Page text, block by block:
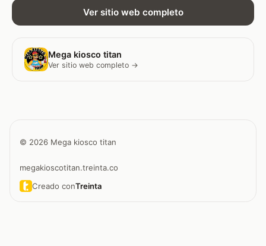
Ver sitio web completo
Mega kiosco titan
Ver sitio web completo →
© 2026 Mega kiosco titan
megakioscotitan.treinta.co
Creado conTreinta